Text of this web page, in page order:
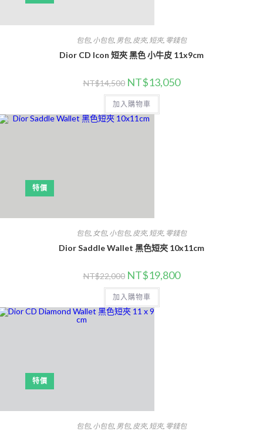
包包, 小包包, 男包, 皮夾, 短夾, 零錢包
Dior CD Icon 短夾 黑色 小牛皮 11x9cm
NT$14,500 NT$13,050
加入購物車
特價
包包, 女包, 小包包, 皮夾, 短夾, 零錢包
Dior Saddle Wallet 黑色短夾 10x11cm
NT$22,000 NT$19,800
加入購物車
特價
包包, 小包包, 男包, 皮夾, 短夾, 零錢包